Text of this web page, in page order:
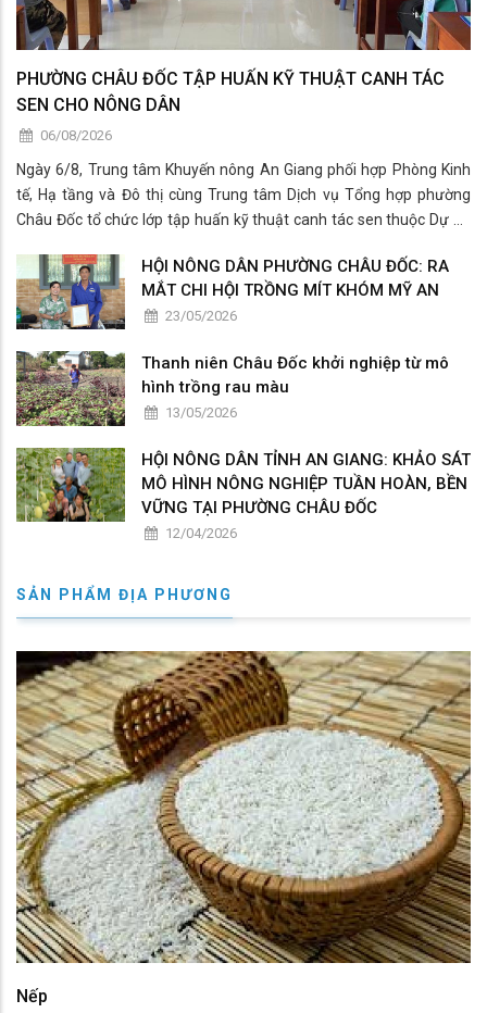
PHƯỜNG CHÂU ĐỐC TẬP HUẤN KỸ THUẬT CANH TÁC
SEN CHO NÔNG DÂN
06/08/2026
Ngày 6/8, Trung tâm Khuyến nông An Giang phối hợp Phòng Kinh
tế, Hạ tầng và Đô thị cùng Trung tâm Dịch vụ Tổng hợp phường
Châu Đốc tổ chức lớp tập huấn kỹ thuật canh tác sen thuộc Dự án
Nam” cho các hộ dân trồng sen trên địa bàn.
HỘI NÔNG DÂN PHƯỜNG CHÂU ĐỐC: RA
MẮT CHI HỘI TRỒNG MÍT KHÓM MỸ AN
23/05/2026
Thanh niên Châu Đốc khởi nghiệp từ mô
hình trồng rau màu
13/05/2026
HỘI NÔNG DÂN TỈNH AN GIANG: KHẢO SÁT
MÔ HÌNH NÔNG NGHIỆP TUẦN HOÀN, BỀN
VỮNG TẠI PHƯỜNG CHÂU ĐỐC
12/04/2026
SẢN PHẨM ĐỊA PHƯƠNG
Nếp